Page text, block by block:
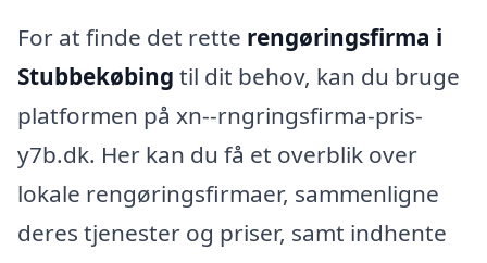
For at finde det rette rengøringsfirma i
Stubbekøbing til dit behov, kan du bruge
platformen på xn--rngringsfirma-pris-
y7b.dk. Her kan du få et overblik over
lokale rengøringsfirmaer, sammenligne
deres tjenester og priser, samt indhente